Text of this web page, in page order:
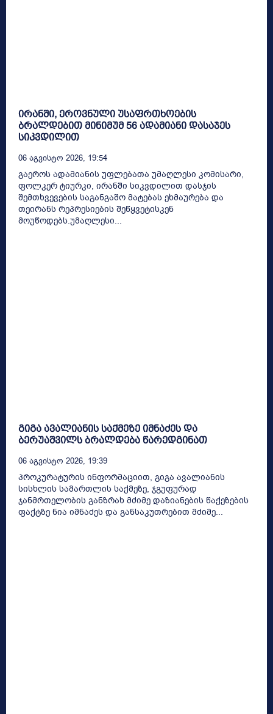
ირანში, ეროვნული უსაფრთხოების
ბრალდებით მინიმუმ 56 ადამიანი დასაჯეს
სიკვდილით
06 Აგვისტო 2026, 19:54
გაეროს ადამიანის უფლებათა უმაღლესი კომისარი,
ფოლკერ ტიურკი, ირანში სიკვდილით დასჯის
შემთხვევების საგანგაშო მატებას ეხმაურება და
თეირანს რეპრესიების შეწყვეტისკენ
მოუწოდებს.უმაღლესი...
გიგა ავალიანის საქმეზე იმნაძეს და
ბერუაშვილს ბრალდება წარედგინათ
06 Აგვისტო 2026, 19:39
პროკურატურის ინფორმაციით, გიგა ავალიანის
სისხლის სამართლის საქმეზე, ჯგუფურად
ჯანმრთელობის განზრახ მძიმე დაზიანების წაქეზების
ფაქტზე ნია იმნაძეს და განსაკუთრებით მძიმე...